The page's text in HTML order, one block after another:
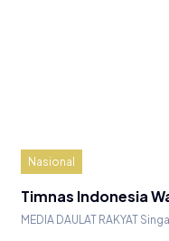
Nasional
Timnas Indonesia
MEDIA DAULAT RAKYAT